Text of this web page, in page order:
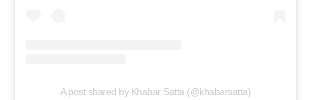
A post shared by Khabar Satta (@khabarsatta)